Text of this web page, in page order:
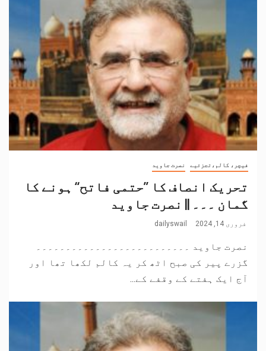
فیچر، کالم،تجزئیے نصرت جاوید
تحریک انصاف کا ’’حتمی فاتح‘‘ ہونے کا
گمان ۔۔۔ || نصرت جاوید
فروری 14, 2024 dailyswail
نصرت جاوید ۔۔۔۔۔۔۔۔۔۔۔۔۔۔۔۔۔۔۔۔۔۔۔۔۔۔
گزرے پیر کی صبح اٹھ کر یہ کالم لکھا تھا اور
آج ایک ہفتے کے وقفے کے...